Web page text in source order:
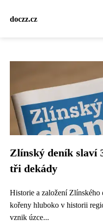
doczz.cz
Zlínský deník slaví
tři dekády
Historie a založení
kořeny hluboko v historii
vznik úzce...